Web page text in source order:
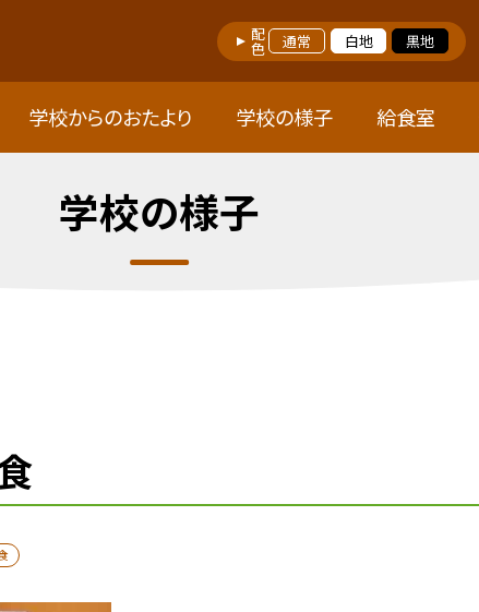
配色 通常 白地 黒地
学校からのおたより 学校の様子 給食室
学校の様子